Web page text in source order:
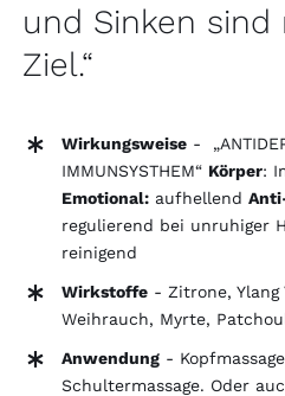
und Sinken sind
Ziel.“
Wirkungsweise -
IMMUNSYSTHEM“ Körper:
Emotional: aufhellend
regulierend bei unruhiger
reinigend
Wirkstoffe - Zitrone, Ylang
Weihrauch, Myrte,
Anwendung -
Schultermassage. Oder